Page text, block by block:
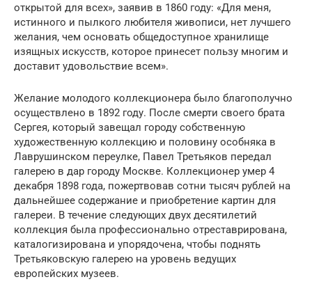
открытой для всех», заявив в 1860 году: «Для меня,
истинного и пылкого любителя живописи, нет лучшего
желания, чем основать общедоступное хранилище
изящных искусств, которое принесет пользу многим и
доставит удовольствие всем».
Желание молодого коллекционера было благополучно
осуществлено в 1892 году. После смерти своего брата
Сергея, который завещал городу собственную
художественную коллекцию и половину особняка в
Лаврушинском переулке, Павел Третьяков передал
галерею в дар городу Москве. Коллекционер умер 4
декабря 1898 года, пожертвовав сотни тысяч рублей на
дальнейшее содержание и приобретение картин для
галереи. В течение следующих двух десятилетий
коллекция была профессионально отреставрирована,
каталогизирована и упорядочена, чтобы поднять
Третьяковскую галерею на уровень ведущих
европейских музеев.